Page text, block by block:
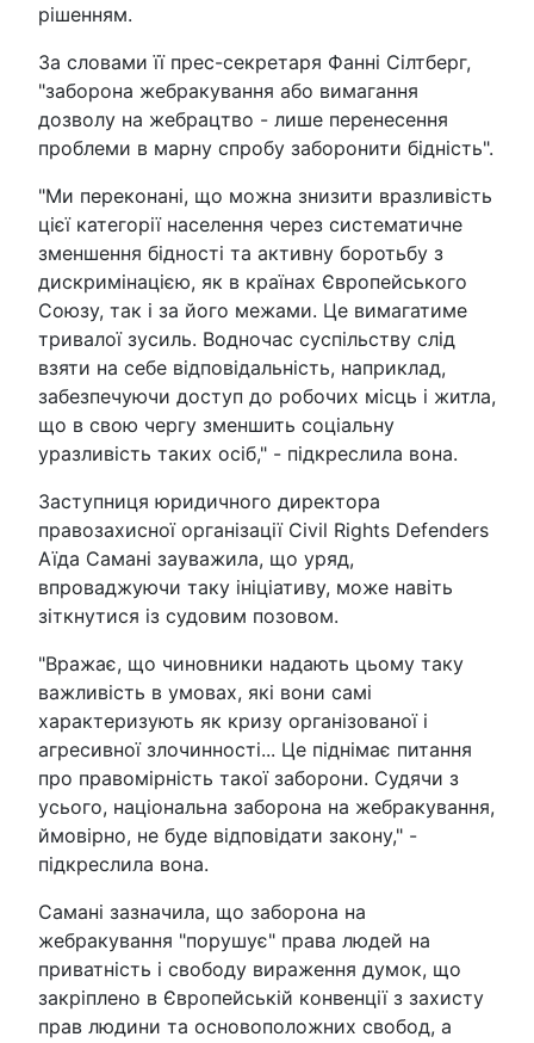
рішенням.
За словами її прес-секретаря Фанні Сілтберг,
"заборона жебракування або вимагання
дозволу на жебрацтво - лише перенесення
проблеми в марну спробу заборонити бідність".
"Ми переконані, що можна знизити вразливість
цієї категорії населення через систематичне
зменшення бідності та активну боротьбу з
дискримінацією, як в країнах Європейського
Союзу, так і за його межами. Це вимагатиме
тривалої зусиль. Водночас суспільству слід
взяти на себе відповідальність, наприклад,
забезпечуючи доступ до робочих місць і житла,
що в свою чергу зменшить соціальну
уразливість таких осіб," - підкреслила вона.
Заступниця юридичного директора
правозахисної організації Civil Rights Defenders
Аїда Самані зауважила, що уряд,
впроваджуючи таку ініціативу, може навіть
зіткнутися із судовим позовом.
"Вражає, що чиновники надають цьому таку
важливість в умовах, які вони самі
характеризують як кризу організованої і
агресивної злочинності... Це піднімає питання
про правомірність такої заборони. Судячи з
усього, національна заборона на жебракування,
ймовірно, не буде відповідати закону," -
підкреслила вона.
Самані зазначила, що заборона на
жебракування "порушує" права людей на
приватність і свободу вираження думок, що
закріплено в Європейській конвенції з захисту
прав людини та основоположних свобод, а